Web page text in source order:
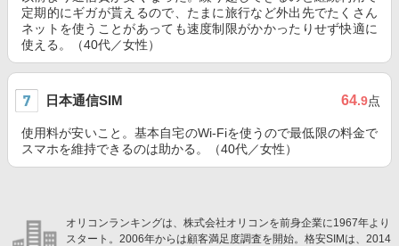
定期的にギガが貰えるので、たまに旅行など外出先でたくさん
ネットを使うことがあっても速度制限がかかったりせず快適に
使える。（40代／女性）
日本通信SIM 64.9点
使用料が安いこと。基本自宅のWi-Fiを使うので最低限の料金で
スマホを維持できるのは助かる。（40代／女性）
オリコンランキングは、株式会社オリコンを前身企業に1967年より
スタート。2006年からは顧客満足度調査を開始。格安SIMは、2014